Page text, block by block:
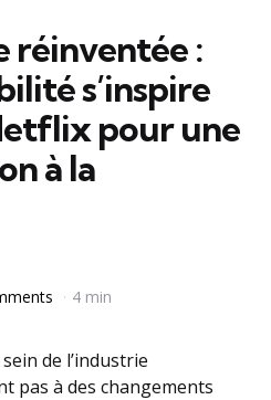
réinventée :
s’inspire
pour une
à la
4 min
de l’industrie
pas à des changements